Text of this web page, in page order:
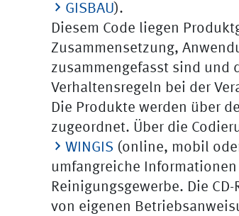
GISBAU).
Diesem Code liegen
Zusammensetzung,
zusammengefasst sind und
Verhaltensregeln bei der
Die Produkte werden über
zugeordnet. Über die
WINGIS (online, mobil
umfangreiche
Reinigungsgewerbe. Die
von eigenen